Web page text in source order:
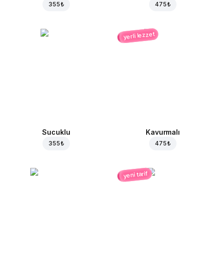
355 ₺ 475 ₺
Sucuklu
355 ₺
yerli lezzet
Kavurmalı
475 ₺
yeni tarif